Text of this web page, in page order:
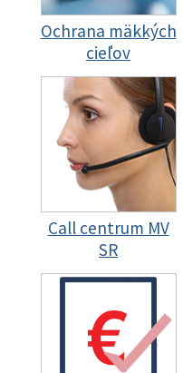
Ochrana mäkkých
cieľov
Call centrum MV
SR